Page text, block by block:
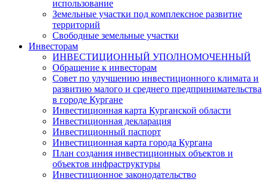
использование
Земельные участки под комплексное развитие
территорий
Свободные земельные участки
Инвесторам
ИНВЕСТИЦИОННЫЙ УПОЛНОМОЧЕННЫЙ
Обращение к инвесторам
Совет по улучшению инвестиционного климата и
развитию малого и среднего предпринимательства
в городе Кургане
Инвестиционная карта Курганской области
Инвестиционная декларация
Инвестиционный паспорт
Инвестиционная карта города Кургана
План создания инвестиционных объектов и
объектов инфраструктуры
Инвестиционное законодательство